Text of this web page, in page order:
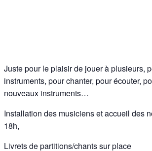
Juste pour le plaisir de jouer à plusieurs,
instruments, pour chanter, pour écouter,
nouveaux instruments…
Installation des musiciens et accueil des
18h,
Livrets de partitions/chants sur place